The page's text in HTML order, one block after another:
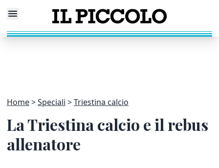
Home Speciali Triestina calcio
La Triestina calcio e il rebus
allenatore